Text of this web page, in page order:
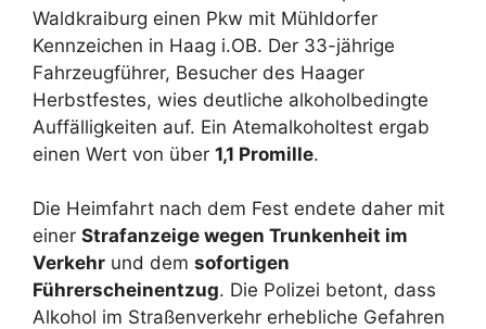
Waldkraiburg einen Pkw mit Mühldorfer
Kennzeichen in Haag i.OB. Der 33-jährige
Fahrzeugführer, Besucher des Haager
Herbstfestes, wies deutliche alkoholbedingte
Auffälligkeiten auf. Ein Atemalkoholtest ergab
einen Wert von über 1,1 Promille.
Die Heimfahrt nach dem Fest endete daher mit
einer Strafanzeige wegen Trunkenheit im
Verkehr und dem sofortigen
Führerscheinentzug. Die Polizei betont, dass
Alkohol im Straßenverkehr erhebliche Gefahren